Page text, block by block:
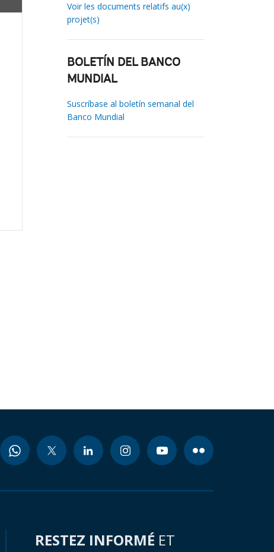
Voir les documents relatifs au(x)
projet(s)
BOLETÍN DEL BANCO
MUNDIAL
Suscríbase al boletín semanal del
Banco Mundial
RESTEZ INFORMÉ ET